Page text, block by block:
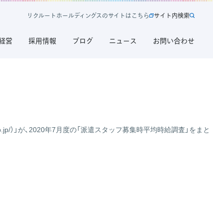
）」が、2020年7月度の「派遣スタッフ募集時平均時給調査」をまと
新
タ
ー
リ クルー トホールディ ングスのサイ トはこち ら サ
ト
サイ ト内検索
営 採用情報 ブログ ニュース お問い合わせ